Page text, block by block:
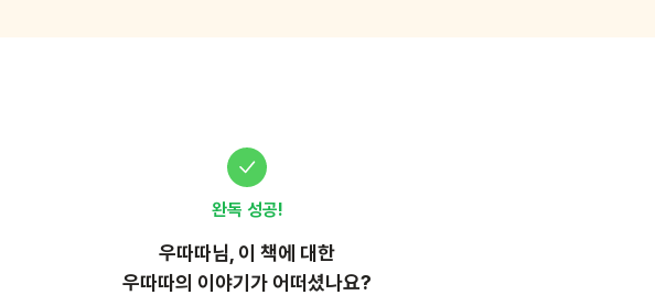
완독 성공!
우따따님, 이 책에 대한
우따따의 이야기가 어떠셨나요?